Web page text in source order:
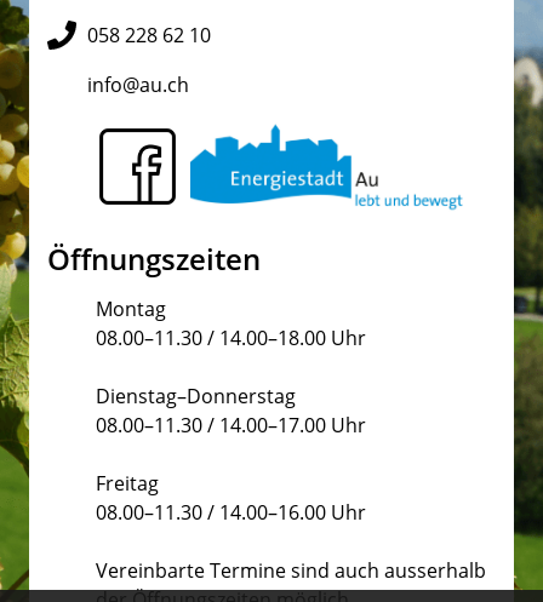
058 228 62 10
info@au.ch
Öffnungszeiten
Montag
08.00–11.30 / 14.00–18.00 Uhr
Dienstag–Donnerstag
08.00–11.30 / 14.00–17.00 Uhr
Freitag
08.00–11.30 / 14.00–16.00 Uhr
Vereinbarte Termine sind auch ausserhalb